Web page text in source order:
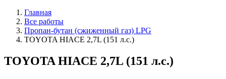
Главная
Все работы
Пропан-бутан (сжиженный газ) LPG
TOYOTA HIACE 2,7L (151 л.с.)
TOYOTA HIACE 2,7L (151 л.с.)